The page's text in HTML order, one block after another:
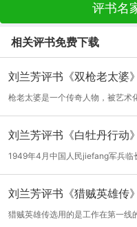
评书名
相关评书免费下载
刘兰芳评书《双枪老太婆
枪老太婆是一个传奇人物，被艺术
叫陈梅...[详细]
刘兰芳评书《白牡丹行动
1949年4月中国人民jiefang军兵临
地下女d...[详细]
刘兰芳评书《猎贼英雄传
猎贼英雄传选用的是工作在第一线